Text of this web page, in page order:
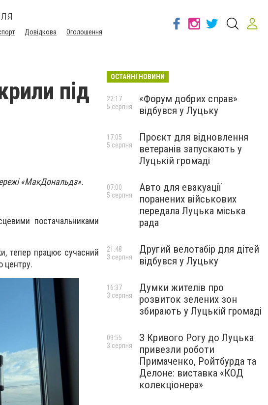
Довідкова Оголошення
під
«МакДональдз».
постачальниками
тепер працює сучасний
центру.
ОСТАННІ НОВИНИ
«Форум добрих справ»
відбувся у Луцьку
22:17
5 серпня
Проєкт для відновлення
ветеранів запускають у
Луцькій громаді
17:05
5 серпня
Авто для евакуації
поранених військових
передала Луцька міська
рада
07:00
5 серпня
Другий велотабір для дітей
відбувся у Луцьку
21:48
3 серпня
Думки жителів про
розвиток зелених зон
збирають у Луцькій громаді
16:37
3 серпня
З Кривого Рогу до Луцька
привезли роботи
Примаченко, Ройтбурда та
Делоне: виставка «КОД
колекціонера»
09:55
3 серпня